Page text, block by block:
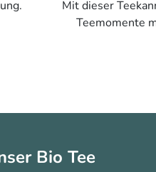
Mit dieser
Teemomente
Bio Tee